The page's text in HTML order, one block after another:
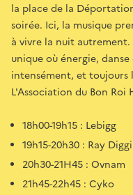
la place de la
soirée. Ici, la musique
à vivre la nuit autrement.
unique où énergie,
intensément, et toujours
L'Association du Bon Roi
18h00-19h15 : Lebigg
19h15-20h30 : Ray
20h30-21H45 : Ovnam
21h45-22h45 : Cyko